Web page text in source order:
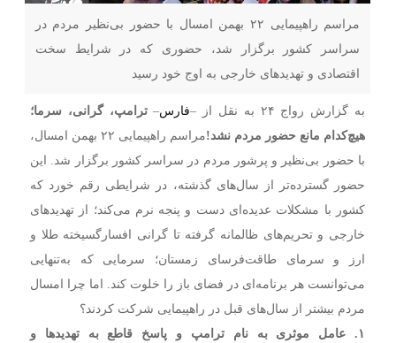
مراسم راهپیمایی ۲۲ بهمن امسال با حضور بی‌نظیر مردم در
سراسر کشور برگزار شد، حضوری که در شرایط سخت
اقتصادی و تهدیدهای خارجی به اوج خود رسید
به گزارش رواج ۲۴ به نقل از – فارس–ترامپ، گرانی، سرما؛
هیچ‌کدام مانع حضور مردم نشد!
مراسم راهپیمایی ۲۲ بهمن امسال،
با حضور بی‌نظیر و پرشور مردم در سراسر کشور برگزار شد. این
حضور گسترده‌تر از سال‌های گذشته، در شرایطی رقم خورد که
کشور با مشکلات عدیده‌ای دست و پنجه نرم می‌کند؛ از تهدیدهای
خارجی و تحریم‌های ظالمانه گرفته تا گرانی افسارگسیخته طلا و
ارز و سرمای طاقت‌فرسای زمستان؛ سرمایی که به‌تنهایی
می‌توانست هر برنامه‌ای در فضای باز را خلوت کند. اما چرا امسال
مردم بیشتر از سال‌های قبل در راهپیمایی شرکت کردند؟
۱. عامل موثری به نام ترامپ و پاسخ قاطع به تهدیدها و